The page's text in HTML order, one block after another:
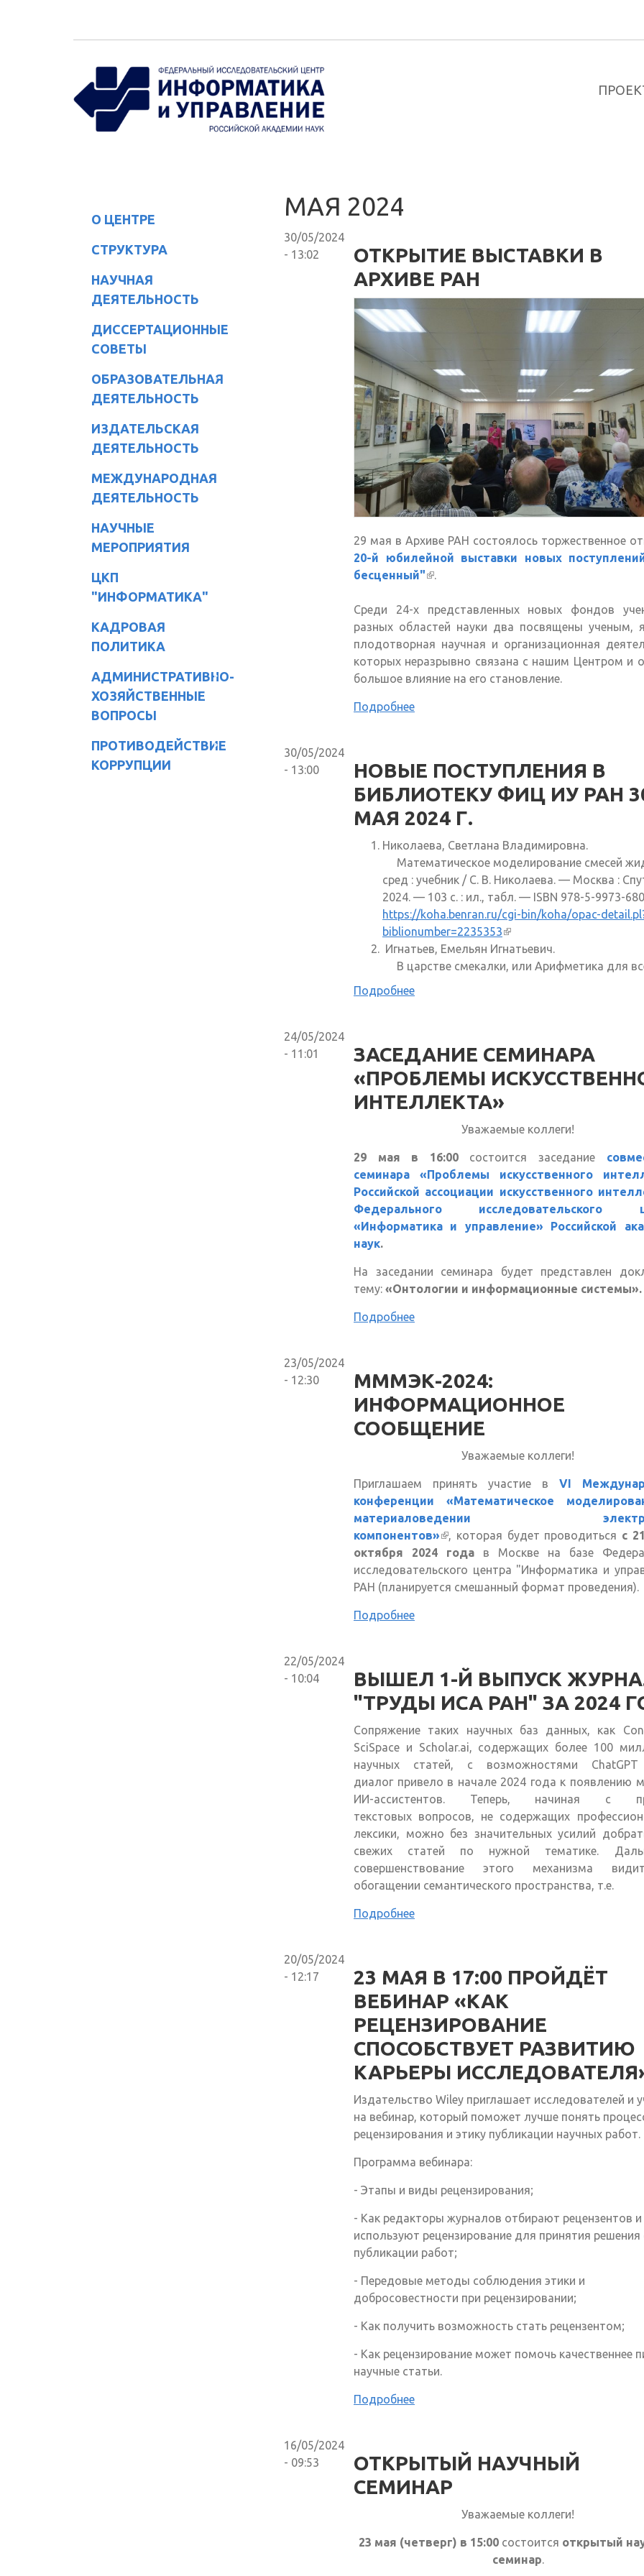
О ЦЕНТРЕ
СТРУКТУРА
НАУЧНАЯ
ДЕЯТЕЛЬНОСТЬ
ДИССЕРТАЦИОННЫЕ
СОВЕТЫ
ОБРАЗОВАТЕЛЬНАЯ
ДЕЯТЕЛЬНОСТЬ
ИЗДАТЕЛЬСКАЯ
ДЕЯТЕЛЬНОСТЬ
МЕЖДУНАРОДНАЯ
ДЕЯТЕЛЬНОСТЬ
НАУЧНЫЕ
МЕРОПРИЯТИЯ
ЦКП
"ИНФОРМАТИКА"
КАДРОВАЯ
ПОЛИТИКА
АДМИНИСТРАТИВНО-
ХОЗЯЙСТВЕННЫЕ
ВОПРОСЫ
ПРОТИВОДЕЙСТВИЕ
КОРРУПЦИИ
МАЯ 2024
30/05/2024
- 13:02
ОТКРЫТИЕ ВЫСТАВКИ В
АРХИВЕ РАН
29 мая в Архиве РАН состоялось торжественное
20-й юбилейной выставки новых
бесценный"(внешняя ссылка)
.
Среди 24-х представленных новых фондов
разных областей науки два посвящены ученым,
плодотворная научная и организационная
которых неразрывно связана с нашим Центром и
большое влияние на его становление.
Подробнее
30/05/2024
- 13:00
НОВЫЕ ПОСТУПЛЕНИЯ В
БИБЛИОТЕКУ ФИЦ ИУ РАН
МАЯ 2024 Г.
Николаева, Светлана Владимировна.
Математическое моделирование смесей
сред : учебник / С. В. Николаева. — Москва :
2024. — 103 с. : ил., табл. — ISBN 978-5-9973-
https://koha.benran.ru/cgi-bin/koha/opac-
biblionumber=2235353(внешняя ссылка)
Игнатьев, Емельян Игнатьевич.
В царстве смекалки, или Арифметика для
Подробнее
24/05/2024
- 11:01
ЗАСЕДАНИЕ СЕМИНАРА
«ПРОБЛЕМЫ
ИНТЕЛЛЕКТА»
Уважаемые коллеги!
29 мая в 16:00состоится заседание
семинара «Проблемы искусственного
Российской ассоциации искусственного
Федерального исследовательского
«Информатика и управление» Российской
наук.
На заседании семинара будет представлен
тему: «Онтологии и информационные системы».
Подробнее
23/05/2024
- 12:30
МММЭК-2024:
ИНФОРМАЦИОННОЕ
СООБЩЕНИЕ
Уважаемые коллеги!
Приглашаем принять участие в VI
конференции «Математическое
материаловедении
компонентов»(внешняя ссылка)
, которая будет проводиться с
октября 2024 года в Москве на базе
исследовательского центра "Информатика и
РАН (планируется смешанный формат проведения).
Подробнее
22/05/2024
- 10:04
ВЫШЕЛ 1-Й ВЫПУСК
"ТРУДЫ ИСА РАН" ЗА 2024
Сопряжение таких научных баз данных, как
SciSpace и Scholar.ai, содержащих более 100
научных статей, с возможностями ChatGPT
диалог привело в начале 2024 года к появлению
ИИ-ассистентов. Теперь, начиная с
текстовых вопросов, не содержащих
лексики, можно без значительных усилий
свежих статей по нужной тематике.
совершенствование этого механизма
обогащении семантического пространства, т.е.
Подробнее
20/05/2024
- 12:17
23 МАЯ В 17:00 ПРОЙДЁТ
ВЕБИНАР «КАК
РЕЦЕНЗИРОВАНИЕ
СПОСОБСТВУЕТ РАЗВИТИЮ
КАРЬЕРЫ
Издательство Wiley приглашает исследователей и
на вебинар, который поможет лучше понять
рецензирования и этику публикации научных работ.
Программа вебинара:
- Этапы и виды рецензирования;
- Как редакторы журналов отбирают рецензентов и
используют рецензирование для принятия решения
публикации работ;
- Передовые методы соблюдения этики и
добросовестности при рецензировании;
- Как получить возможность стать рецензентом;
- Как рецензирование может помочь качественнее
научные статьи.
Подробнее
16/05/2024
- 09:53
ОТКРЫТЫЙ НАУЧНЫЙ
СЕМИНАР
Уважаемые коллеги!
23 мая (четверг) в 15:00 состоится открытый
семинар.